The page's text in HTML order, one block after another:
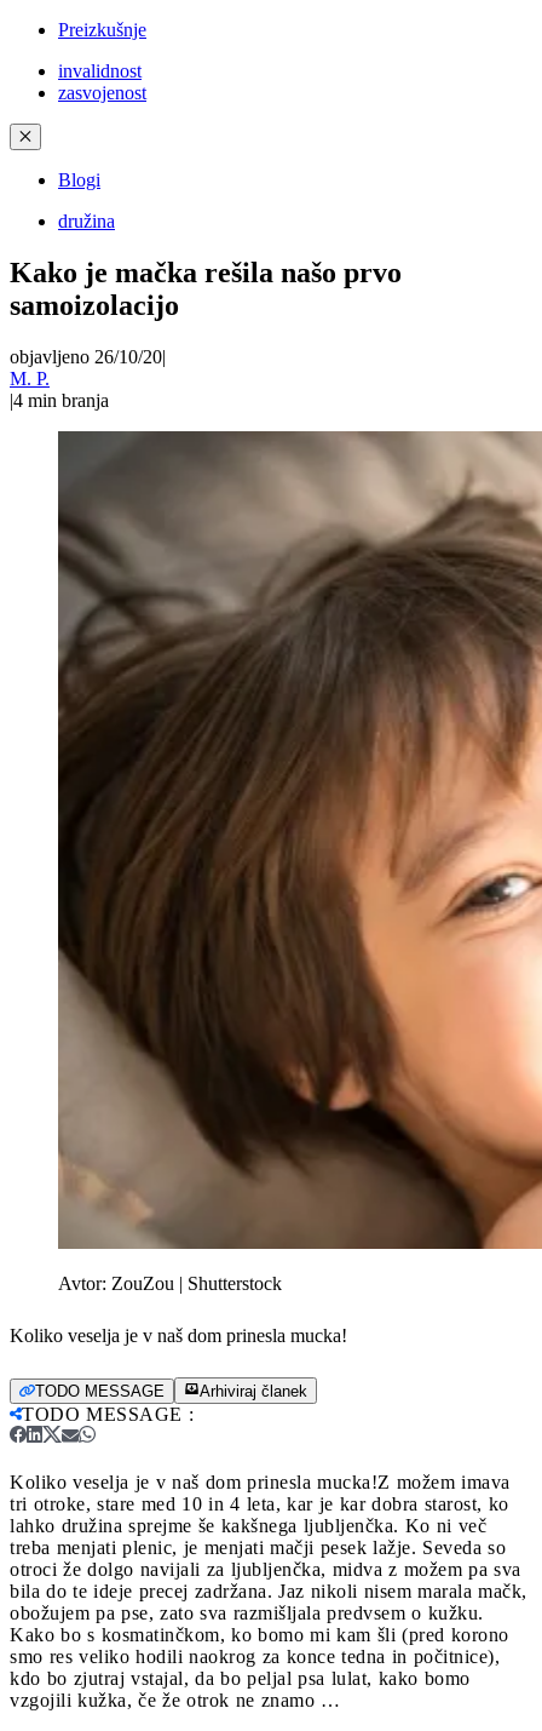
Preizkušnje
invalidnost
zasvojenost
✕
Blogi
družina
Kako je mačka rešila našo prvo
samoizolacijo
objavljeno 26/10/20|
M. P.
|4 min branja
Avtor: ZouZou | Shutterstock
Koliko veselja je v naš dom prinesla mucka!
TODO MESSAGE Arhiviraj članek
TODO MESSAGE :
Koliko veselja je v naš dom prinesla mucka!Z možem imava
tri otroke, stare med 10 in 4 leta, kar je kar dobra starost, ko
lahko družina sprejme še kakšnega ljubljenčka. Ko ni več
treba menjati plenic, je menjati mačji pesek lažje. Seveda so
otroci že dolgo navijali za ljubljenčka, midva z možem pa sva
bila do te ideje precej zadržana. Jaz nikoli nisem marala mačk,
obožujem pa pse, zato sva razmišljala predvsem o kužku.
Kako bo s kosmatinčkom, ko bomo mi kam šli (pred korono
smo res veliko hodili naokrog za konce tedna in počitnice),
kdo bo zjutraj vstajal, da bo peljal psa lulat, kako bomo
vzgojili kužka, če že otrok ne znamo …